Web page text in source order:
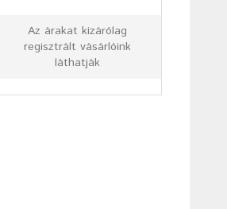
Az árakat kizárólag
regisztrált vásárlóink
láthatják